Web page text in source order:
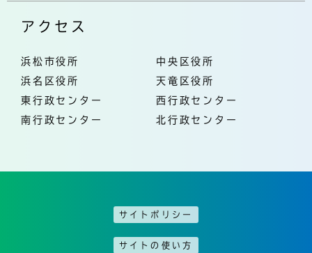
アクセス
浜松市役所
中央区役所
浜名区役所
天竜区役所
東行政センター
西行政センター
南行政センター
北行政センター
サイトポリシー
サイトの使い方